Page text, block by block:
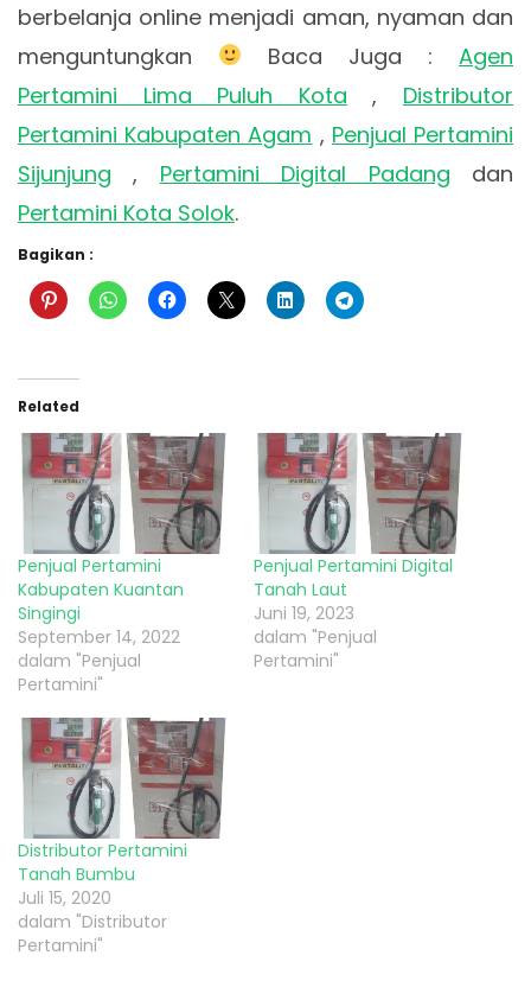
berbelanja online menjadi aman, nyaman dan
menguntungkan
Baca Juga :Agen
Pertamini Lima Puluh Kota , Distributor
Pertamini Kabupaten Agam , Penjual Pertamini
Sijunjung , Pertamini Digital Padang dan
Pertamini Kota Solok.
Bagikan :
Related
Penjual Pertamini
Kabupaten Kuantan
Singingi
September 14, 2022
dalam "Penjual
Pertamini"
Penjual Pertamini Digital
Tanah Laut
Juni 19, 2023
dalam "Penjual
Pertamini"
Distributor Pertamini
Tanah Bumbu
Juli 15, 2020
dalam "Distributor
Pertamini"